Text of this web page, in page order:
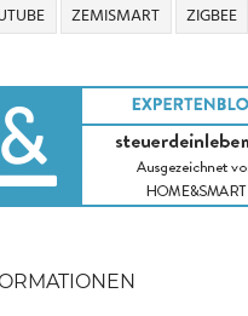
ZEMISMART ZIGBEE